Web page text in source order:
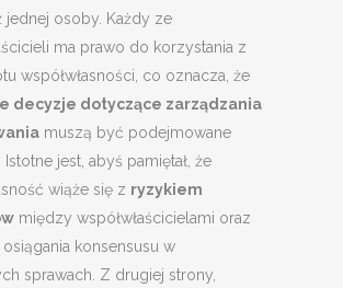
jednej osoby. Każdy ze
ma prawo do korzystania z
współwłasności, co oznacza, że
decyzje dotyczące zarządzania
muszą być podejmowane
jest, abyś pamiętał, że
wiąże się z ryzykiem
między współwłaścicielami oraz
konsensusu w
sprawach. Z drugiej strony,